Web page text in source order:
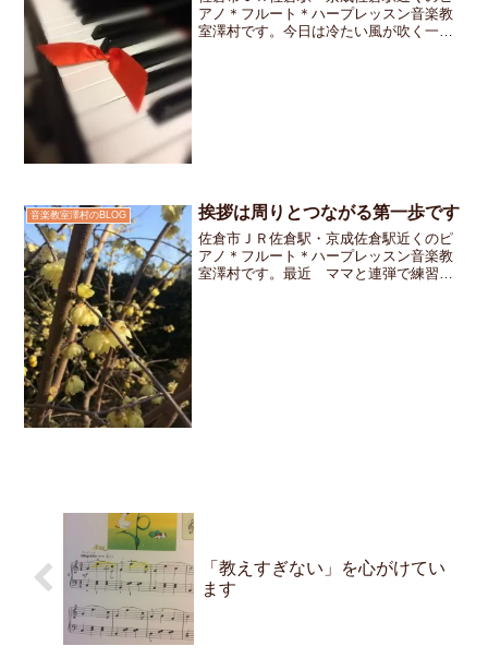
アノ＊フルート＊ハープレッスン音楽教
室澤村です。今日は冷たい風が吹く一日
音楽教室澤村のBLOG 挨拶は周りとつながる第一歩です
佐倉市ＪＲ佐倉駅・京成佐倉駅近くのピ
アノ＊フルート＊ハープレッスン音楽教
室澤村です。最近 ママと連弾で練習す
「教えすぎない」を心がけてい
ます